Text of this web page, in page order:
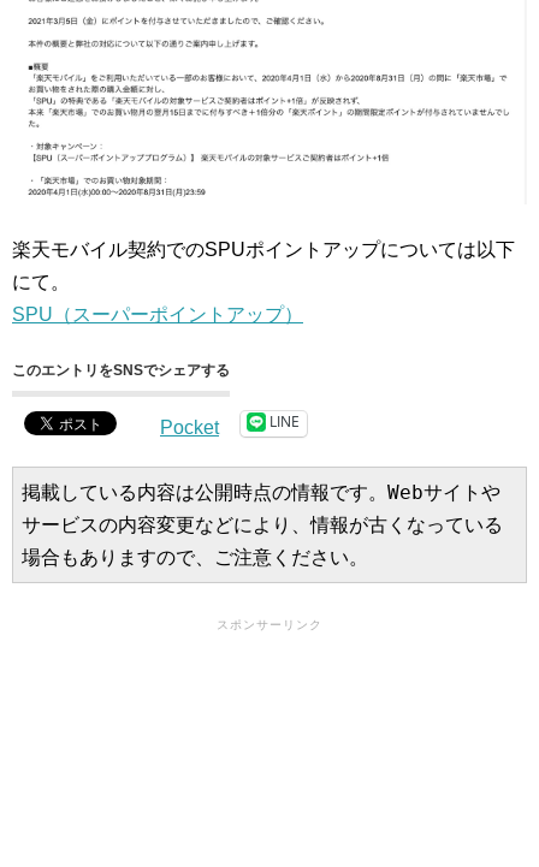
楽天モバイル契約でのSPUポイントアップについては以下
にて。
SPU（スーパーポイントアップ）
このエントリをSNSでシェアする
Pocket LINE
掲載している内容は公開時点の情報です。Webサイトや
サービスの内容変更などにより、情報が古くなっている
場合もありますので、ご注意ください。
スポンサーリンク